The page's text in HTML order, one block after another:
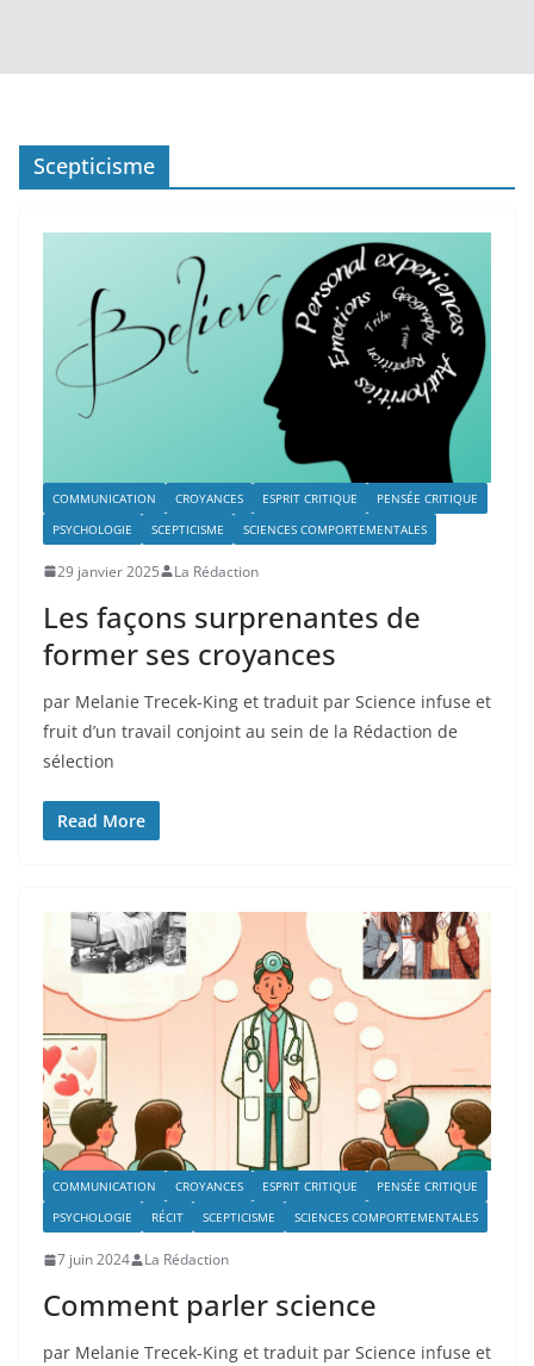
Scepticisme
COMMUNICATION CROYANCES ESPRIT CRITIQUE
PENSÉE CRITIQUE
PSYCHOLOGIE
SCEPTICISME SCIENCES COMPORTEMENTALES
29 janvier 2025 La Rédaction
Les façons surprenantes de
former ses croyances
par Melanie Trecek-King et traduit par Science infuse et
fruit d’un travail conjoint au sein de la Rédaction de
sélection
Read More
COMMUNICATION CROYANCES ESPRIT CRITIQUE
PENSÉE CRITIQUE
PSYCHOLOGIE
RÉCIT SCEPTICISME SCIENCES COMPORTEMENTALES
7 juin 2024 La Rédaction
Comment parler science
par Melanie Trecek-King et traduit par Science infuse et